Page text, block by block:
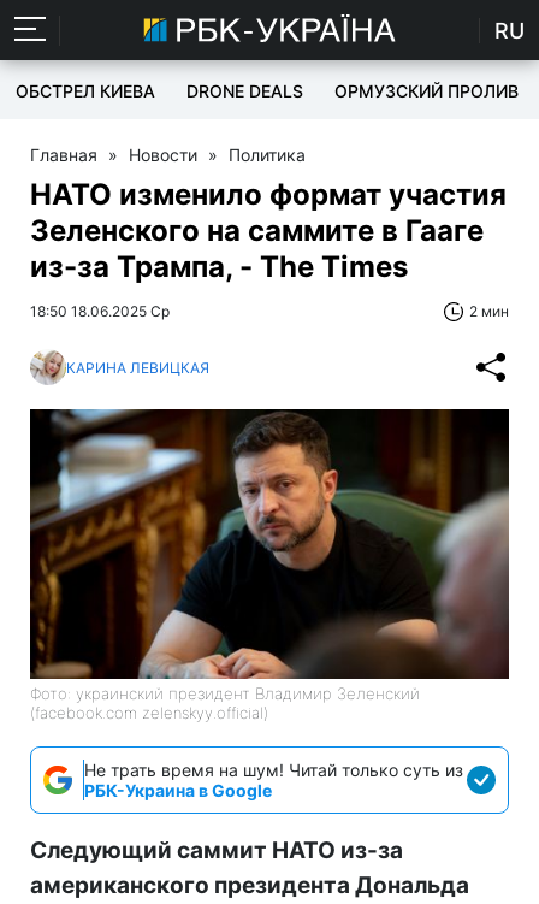
RU
ОБСТРЕЛ КИЕВА DRONE DEALS ОРМУЗСКИЙ ПРОЛИВ
Главная » Новости » Политика
НАТО изменило формат участия
Зеленского на саммите в Гааге
из-за Трампа, - The Times
18:50 18.06.2025 Ср 2 мин
КАРИНА ЛЕВИЦКАЯ
Фото: украинский президент Владимир Зеленский
(facebook.com zelenskyy.official)
Не трать время на шум! Читай только суть из
РБК-Украина в Google
Следующий саммит НАТО из-за
американского президента Дональда